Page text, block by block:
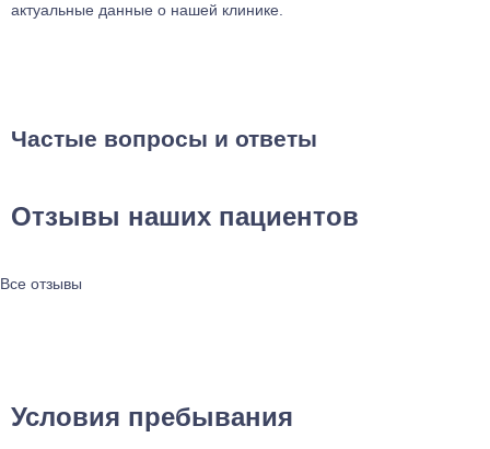
актуальные данные о нашей клинике.
Частые вопросы и ответы
Отзывы наших пациентов
Все отзывы
Условия пребывания